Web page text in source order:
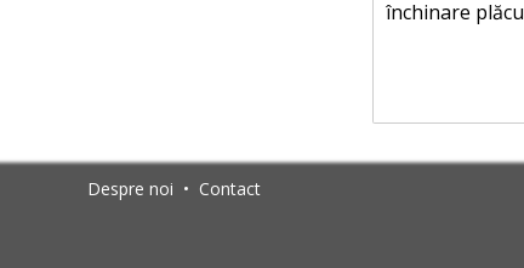
închinare
Despre noi • Contact